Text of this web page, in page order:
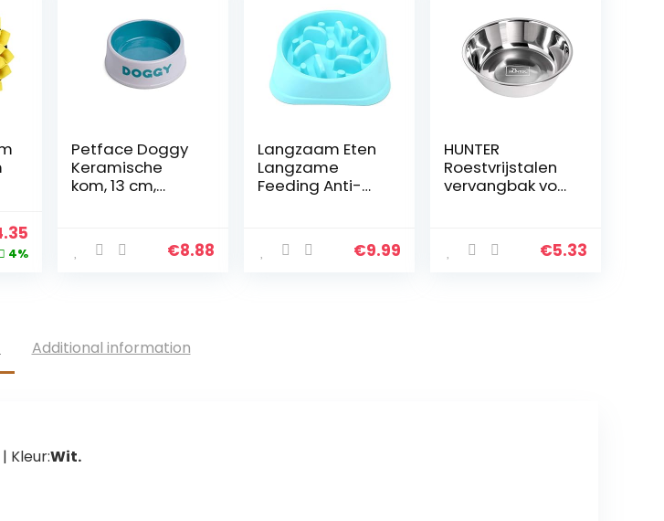
price
4%
Petface Doggy
Keramische
kom, 13 cm,
€8.88
Langzaam Eten
Langzame
Feeding Anti-
Interactieve
Feeding Honden
€9.99
HUNTER
Roestvrijstalen
vervangbak voor
voederbak voor
honden en
€5.33
Additional information
| Kleur:Wit.